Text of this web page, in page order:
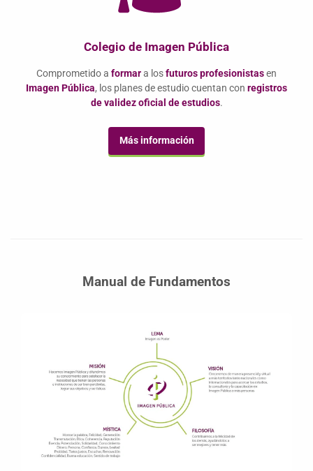
Colegio de Imagen Pública
Comprometido a formara losfuturos profesionistasen
Imagen Pública, los planes de estudio cuentan con registros
de validez oficial de estudios.
Más información
Manual de Fundamentos